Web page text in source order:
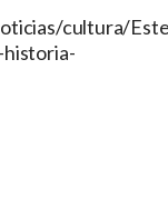
cultura/